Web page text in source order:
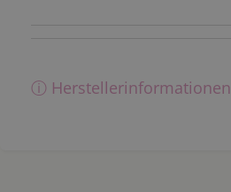
ⓘ Herstellerinformationen